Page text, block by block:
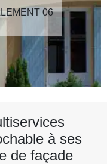
06
à ses
de façade